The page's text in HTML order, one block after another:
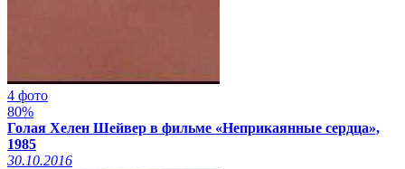
4 фото
80%
Голая Хелен Шейвер в фильме «Неприкаянные сердца»,
1985
30.10.2016